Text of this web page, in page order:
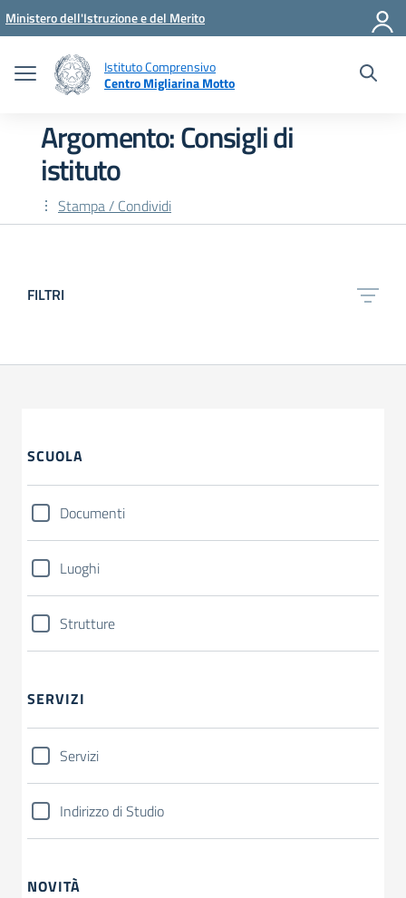
Vai ai contenuti
Vai al menu di navigazione
Vai al footer
Ministero dell'Istruzione e del Merito
Istituto Comprensivo
Centro Migliarina Motto
Argomento: Consigli di
istituto
Stampa / Condividi
FILTRI
SCUOLA
Documenti
Luoghi
Strutture
SERVIZI
Servizi
Indirizzo di Studio
NOVITÀ